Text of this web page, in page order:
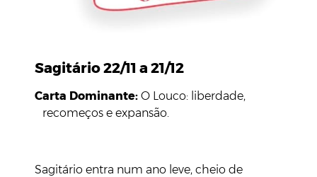
Sagitário 22/11 a 21/12
Carta Dominante: O Louco: liberdade,
recomeços e expansão.
Sagitário entra num ano leve, cheio de